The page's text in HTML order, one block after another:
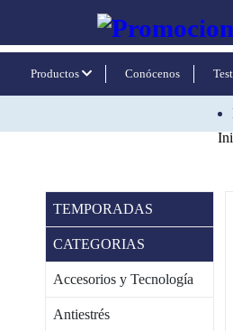
Productos Conócenos
TEMPORADAS
CATEGORIAS
Accesorios y Tecnología
Antiestrés